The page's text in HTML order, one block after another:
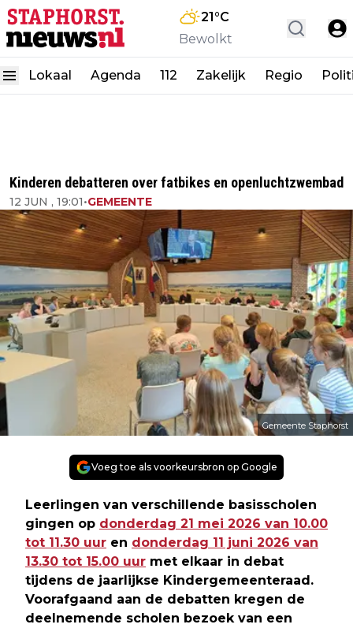
21°C
Bewolkt
Lokaal Agenda 112 Zakelijk Regio
Kinderen debatteren over fatbikes en openluchtzwembad
12 JUN , 19:01•GEMEENTE
Gemeente Staphorst
Voeg toe als voorkeursbron op Google
Leerlingen van verschillende basisscholen
gingen op donderdag 21 mei 2026 van 10.00
tot 11.30 uur en donderdag 11 juni 2026 van
13.30 tot 15.00 uur met elkaar in debat
tijdens de jaarlijkse Kindergemeenteraad.
Voorafgaand aan de debatten kregen de
deelnemende scholen bezoek van een